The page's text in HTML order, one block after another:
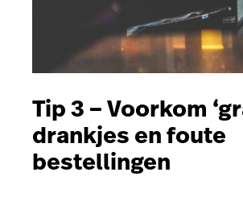
Tip 3 – Voorkom
drankjes en foute
bestellingen